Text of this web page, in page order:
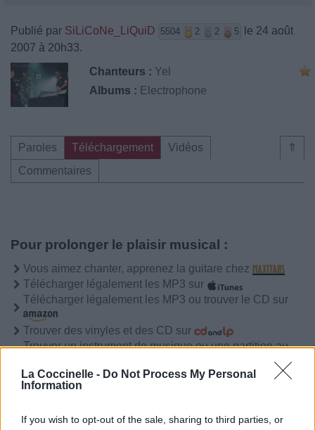
La Coccinelle - Do Not Process My Personal
Information
If you wish to opt-out of the sale, sharing to third parties, or
Publié par SiLiCoNe_LiQuiD 5504 2 2 5
le 24 août
2007 à 20h33.
Chanteurs : Yel
Albums : Electrophone
⇑
Paroles Téléchargement
Vidéos
Commentaires
Pour prolonger le plaisir musical :
Vous aimez chanter, apprenez la guitare chez
Télécharger légalement les MP3 sur
Télécharger légalement les MP3 ou trouver le CD sur
Trouver des vinyles et des CD sur
Trouver un instrument de musique ou une partition au